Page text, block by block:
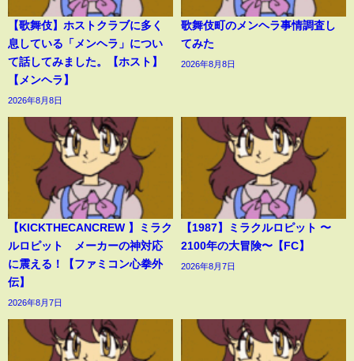
【歌舞伎】ホストクラブに多く
息している「メンヘラ」につい
て話してみました。【ホスト】
【メンヘラ】
2026年8月8日
歌舞伎町のメンヘラ事情調査し
てみた
2026年8月8日
【KICKTHECANCREW 】ミラク
ルロピット メーカーの神対応
に震える！【ファミコン心拳外
伝】
2026年8月7日
【1987】ミラクルロピット 〜
2100年の大冒険〜【FC】
2026年8月7日